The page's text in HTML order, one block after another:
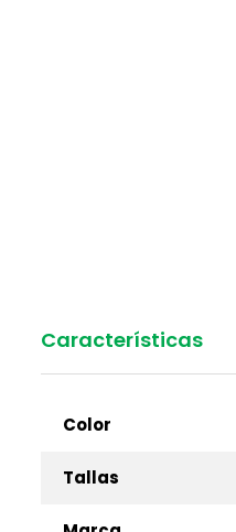
Características
Color
Tallas